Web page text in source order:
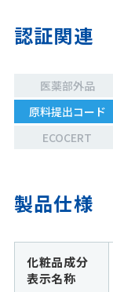
認証関連
医薬部外品
原料提出コード
ECOCERT
製品仕様
化粧品成分
表示名称